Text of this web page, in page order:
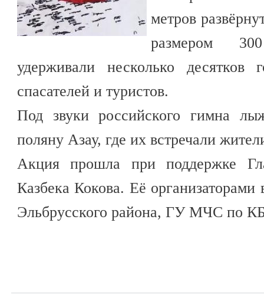
метров
размером
удерживали несколько десятков
спасателей и туристов.
Под звуки российского гимна
поляну Азау, где их встречали
Акция прошла при поддержке
Казбека Кокова. Её
Эльбрусского района, ГУ МЧС по